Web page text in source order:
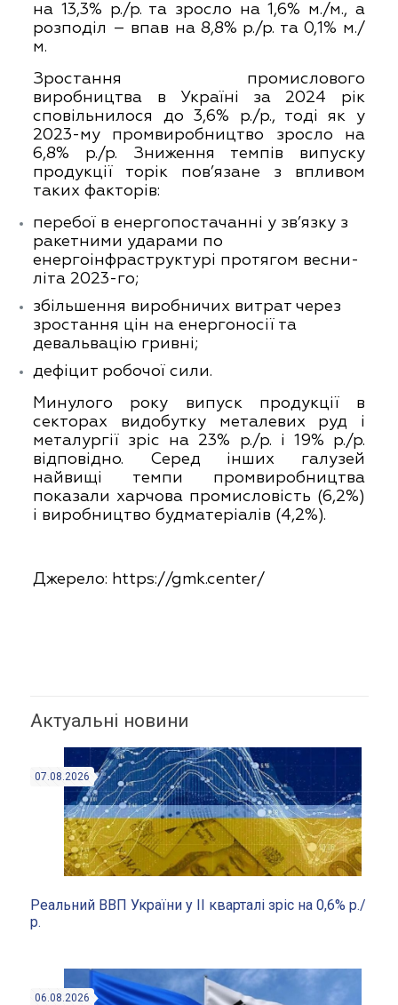
на 13,3% р./р. та зросло на 1,6% м./м., а
розподіл – впав на 8,8% р./р. та 0,1% м./
м.
Зростання промислового
виробництва в Україні за 2024 рік
сповільнилося до 3,6% р./р., тоді як у
2023-му промвиробництво зросло на
6,8% р./р. Зниження темпів випуску
продукції торік пов’язане з впливом
таких факторів:
перебої в енергопостачанні у зв’язку з
ракетними ударами по
енергоінфраструктурі протягом весни-
літа 2023-го;
збільшення виробничих витрат через
зростання цін на енергоносії та
девальвацію гривні;
дефіцит робочої сили.
Минулого року випуск продукції в
секторах видобутку металевих руд і
металургії зріс на 23% р./р. і 19% р./р.
відповідно. Серед інших галузей
найвищі темпи промвиробництва
показали харчова промисловість (6,2%)
і виробництво будматеріалів (4,2%).
Джерело: https://gmk.center/
Актуальні новини
07.08.2026
Реальний ВВП України у II кварталі зріс на 0,6% р./
р.
06.08.2026